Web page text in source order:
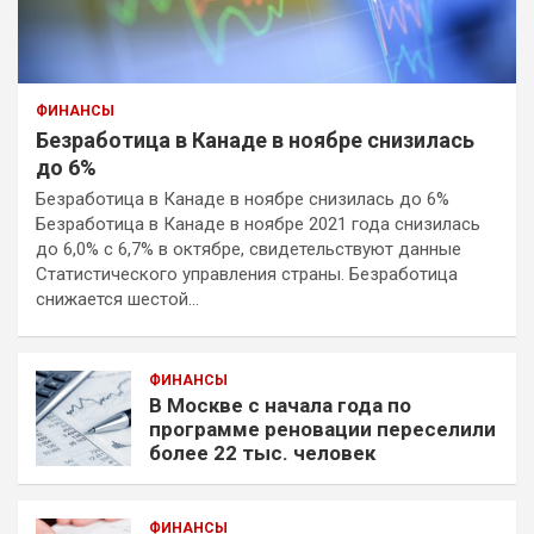
ФИНАНСЫ
Безработица в Канаде в ноябре снизилась
до 6%
Безработица в Канаде в ноябре снизилась до 6%
Безработица в Канаде в ноябре 2021 года снизилась
до 6,0% с 6,7% в октябре, свидетельствуют данные
Статистического управления страны. Безработица
снижается шестой…
ФИНАНСЫ
В Москве с начала года по
программе реновации переселили
более 22 тыс. человек
ФИНАНСЫ